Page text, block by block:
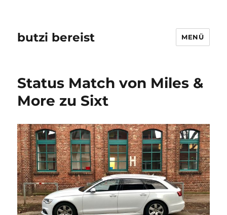
butzi bereist MENÜ
Status Match von Miles &
More zu Sixt